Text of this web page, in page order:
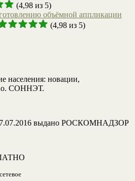
(4,98 из 5)
объёмной аппликации
(4,98 из 5)
населения: новации,
СОННЭТ.
выдано РОСКОМНАДЗОР